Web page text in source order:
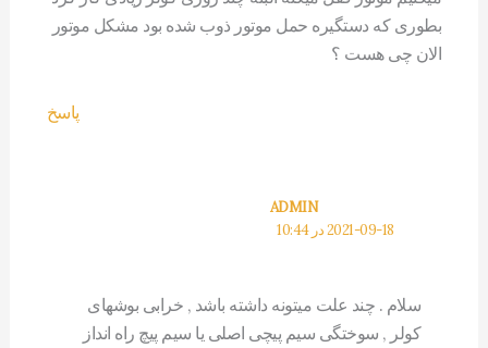
بطوری که دستگیره حمل موتور ذوب شده بود مشکل موتور
الان چی هست ؟
پاسخ
ADMIN
2021-09-18 در 10:44
سلام . چند علت میتونه داشته باشد , خرابی بوشهای
کولر , سوختگی سیم پیچی اصلی یا سیم پیچ راه انداز